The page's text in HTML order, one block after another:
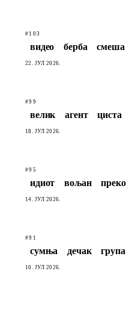
#103
видео берба смеша
22. ЈУЛ 2026.
#99
велик агент циста
18. ЈУЛ 2026.
#95
идиот вољан преко
14. ЈУЛ 2026.
#91
сумња дечак група
10. ЈУЛ 2026.